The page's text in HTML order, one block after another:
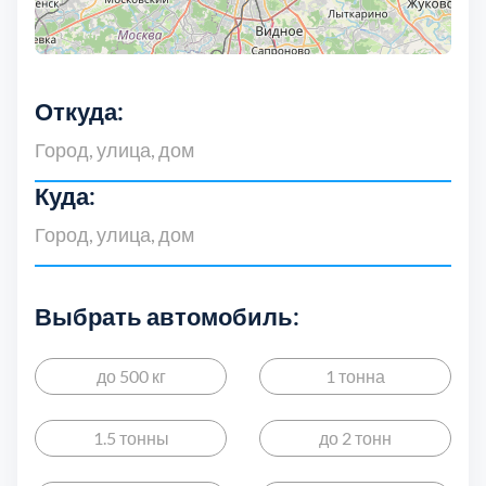
Откуда:
Куда:
Выбрать автомобиль:
до 500 кг 1 тонна
1.5 тонны до 2 тонн
Домодедовский
Дубна
Егорьевский
Зеленоградский
Истринский
Каширский